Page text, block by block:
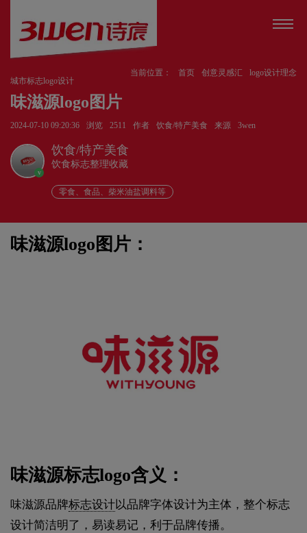
当前位置： 首页 创意灵感汇
logo设计理念
城市标志logo设计
味滋源logo图片
2024-07-10 09:20:36 浏览 2511 作者 饮食/特产美食 来源 3wen
v
饮食/特产美食
饮食标志整理收藏
零食、食品、柴米油盐调料等
味滋源logo图片：
味滋源标志logo含义：
味滋源品牌标志设计以品牌字体设计为主体，整个标志
设计简洁明了，易读易记，利于品牌传播。